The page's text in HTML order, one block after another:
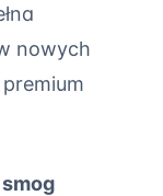
nowych
smog